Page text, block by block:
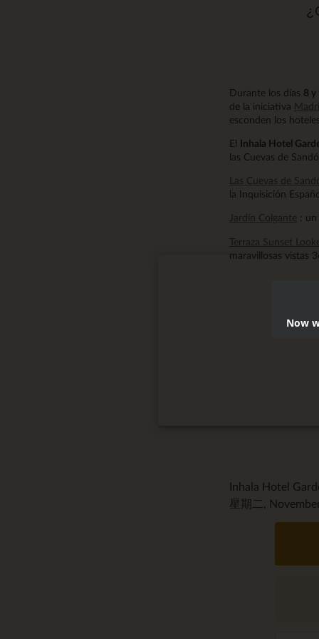
Durante los días 8 y
de la iniciativa
esconden los
El Inhala Hotel
las Cuevas de
Las Cuevas de
la Inquisición
Jardín Colgante :
Terraza Sunset
maravillosas vistas
Inhala Hotel
星期二,
Now